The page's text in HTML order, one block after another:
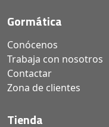
Gormática
Conócenos
Trabaja con nosotros
Contactar
Zona de clientes
Tienda